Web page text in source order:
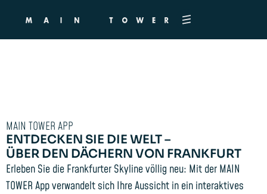
MAIN TOWER APP
ENTDECKEN SIE DIE WELT –
ÜBER DEN DÄCHERN VON FRANKFURT
Erleben Sie die Frankfurter Skyline völlig neu: Mit der MAIN
TOWER App verwandelt sich Ihre Aussicht in ein interaktives